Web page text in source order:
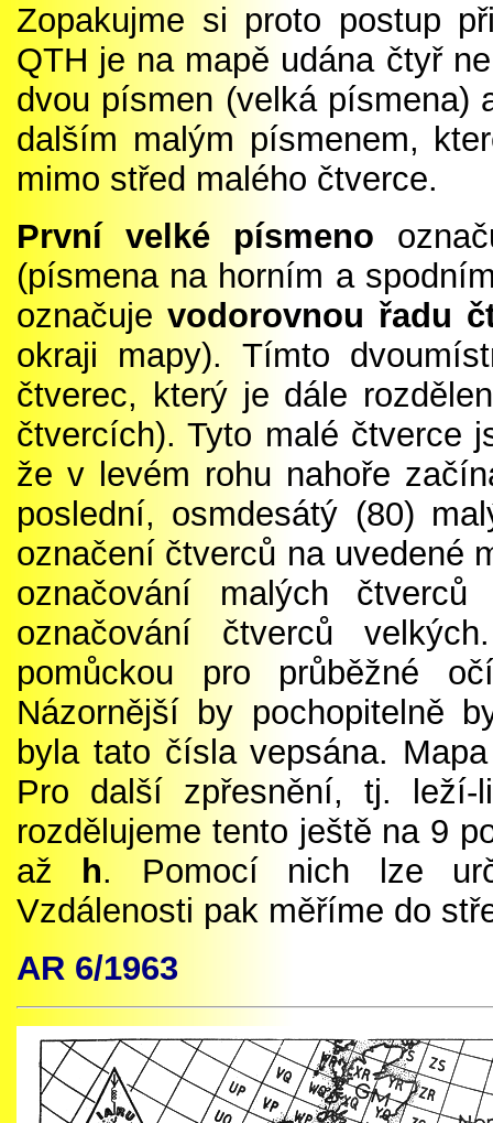
Zopakujme si proto postup
QTH je na mapě udána čtyř
dvou písmen (velká písmena)
dalším malým písmenem,
mimo střed malého čtverce.
První velké písmeno
(písmena na horním a
označujevodorovnou řadu
okraji mapy). Tímto
čtverec, který je dále
čtvercích). Tyto malé čtverce
že v levém rohu nahoře
poslední, osmdesátý (80)
označení čtverců na uvedené
označování malých
označování čtverců
pomůckou pro průběžné
Názornější by pochopitelně
byla tato čísla vepsána.
Pro další zpřesnění, tj. leží-
rozdělujeme tento ještě na 9
až
h. Pomocí nich lze
Vzdálenosti pak měříme do
AR 6/1963